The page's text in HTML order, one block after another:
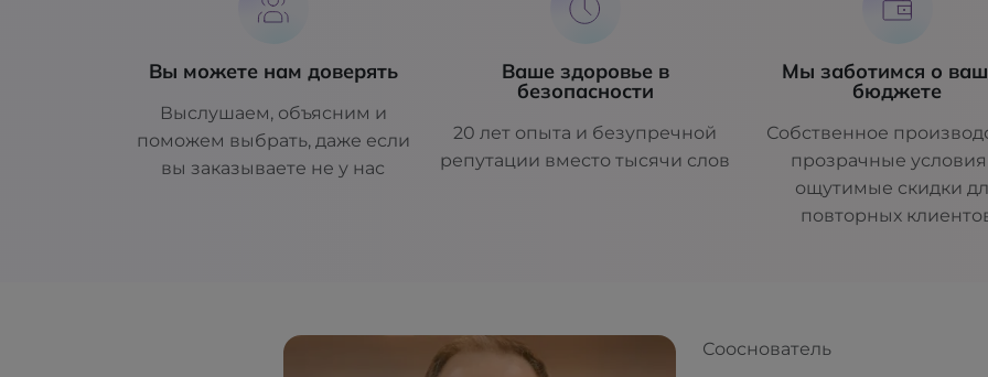
Вы можете нам доверять
Выслушаем, объясним и
поможем выбрать, даже если
вы заказываете не у нас
Ваше здоровье в
безопасности
20 лет опыта и безупречной
репутации вместо тысячи слов
Мы заботимся о
бюджете
Собственное
прозрачные
ощутимые скидки
повторных
Сооснователь